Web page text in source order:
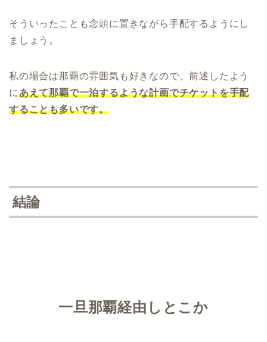
そういったことも念頭に置きながら手配するようにし
ましょう。
私の場合は那覇の雰囲気も好きなので、前述したよう
にあえて那覇で一泊するような計画でチケットを手配
することも多いです。
結論
一旦那覇経由しとこか